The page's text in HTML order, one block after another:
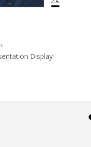
Display